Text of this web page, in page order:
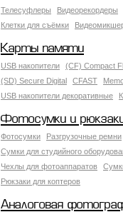
Телесуфлеры
Видеорекордеры
Клетки для съёмки
Карты памяти
USB накопители (CF) Compact
(SD) Secure Digital
CFAST
USB накопители декоративные
Фотосумки и
Фотосумки Разгрузочные ремни
Сумки для студийного
Чехлы для фотоаппаратов
Рюкзаки для коптеров
Аналоговая